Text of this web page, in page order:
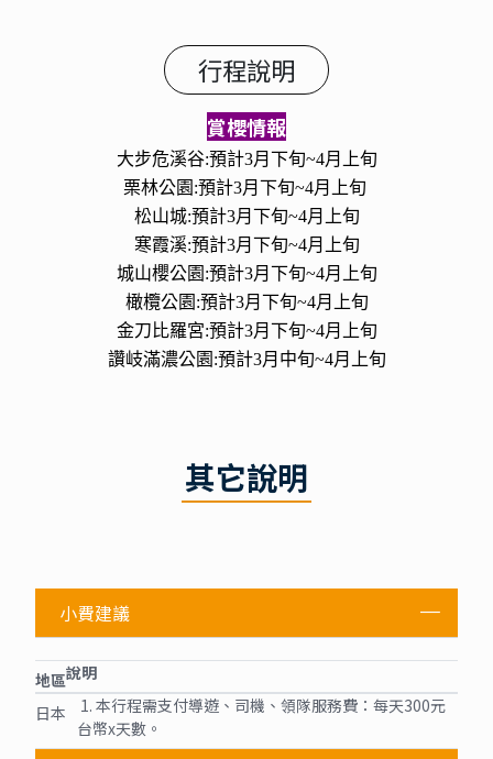
行程說明
賞櫻情報
大步危溪谷:預計3月下旬~4月上旬
栗林公園:預計3月下旬~4月上旬
松山城:預計3月下旬~4月上旬
寒霞溪:預計3月下旬~4月上旬
城山櫻公園:預計3月下旬~4月上旬
橄欖公園:預計3月下旬~4月上旬
金刀比羅宮:預計3月下旬~4月上旬
讚岐滿濃公園:預計3月中旬~4月上旬
其它說明
小費建議
地區說明
日本
1. 本行程需支付導遊、司機、領隊服務費：每天300元
台幣x天數。